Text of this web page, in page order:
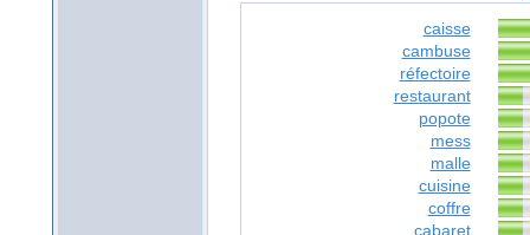
caisse
cambuse
réfectoire
restaurant
popote
mess
malle
cuisine
coffre
cabaret